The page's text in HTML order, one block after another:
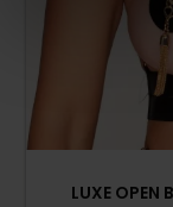
LUXE OPEN